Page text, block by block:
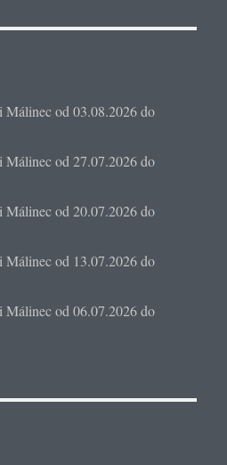
Málinec od 03.08.2026 do
Málinec od 27.07.2026 do
Málinec od 20.07.2026 do
Málinec od 13.07.2026 do
Málinec od 06.07.2026 do